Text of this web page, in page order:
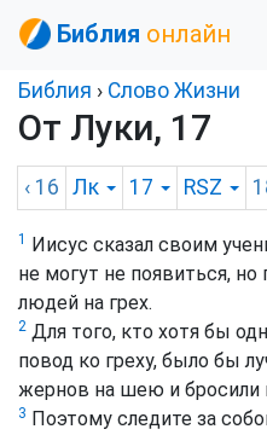
Библия онлайн
Библия › Слово Жизни
От Луки, 17
‹ 16 Лк 17 RSZ
1
Иисус сказал своим
не могут не появиться, но
людей на грех.
2 Для того, кто хотя бы
повод ко греху, было бы
жернов на шею и бросили
3 Поэтому следите за